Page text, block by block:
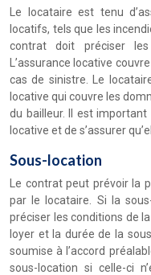
Le locataire est tenu
locatifs, tels que les
contrat doit préciser les
L’assurance locative
cas de sinistre. Le
locative qui couvre les
du bailleur. Il est important
locative et de s’assurer
Sous-location
Le contrat peut prévoir la
par le locataire. Si la
préciser les conditions de
loyer et la durée de la
soumise à l’accord
sous-location si celle-ci